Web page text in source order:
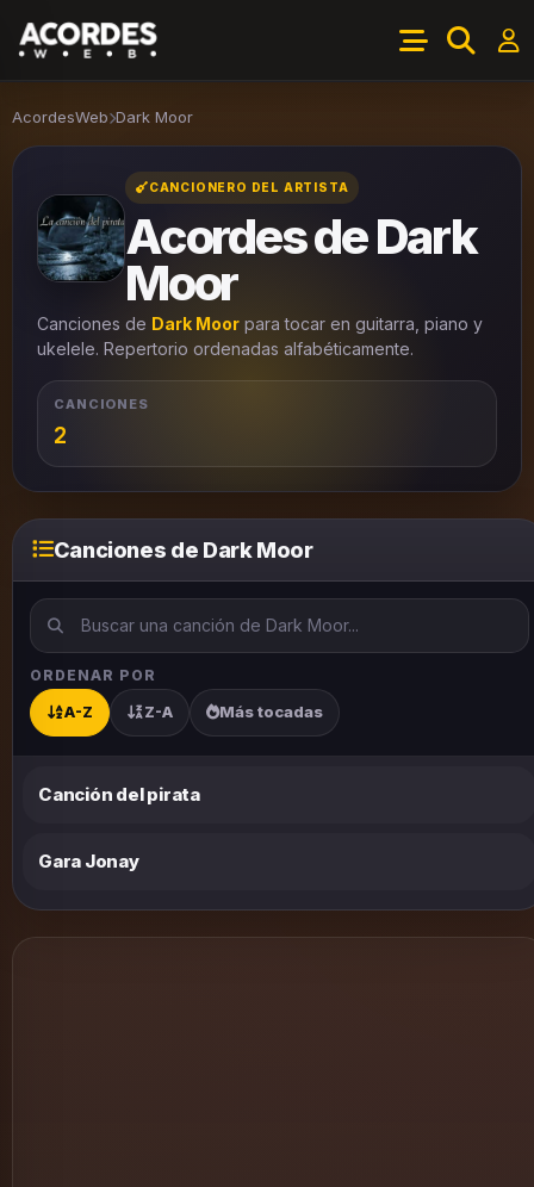
AcordesWeb Dark Moor
CANCIONERO DEL ARTISTA
Acordes de Dark
Moor
Canciones de Dark Moor para tocar en guitarra, piano y
ukelele. Repertorio ordenadas alfabéticamente.
CANCIONES
2
Canciones de Dark Moor
ORDENAR POR
A-Z Z-A Más tocadas
Canción del pirata
Gara Jonay